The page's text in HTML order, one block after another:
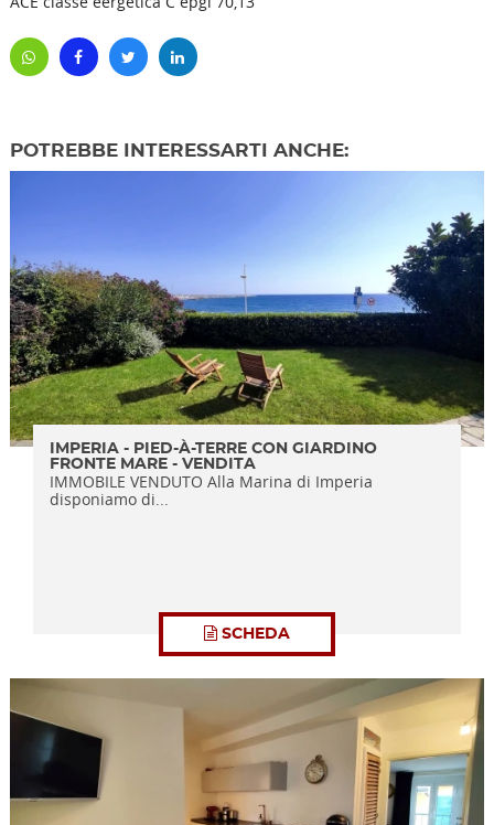
POTREBBE INTERESSARTI ANCHE:
IMPERIA - PIED-À-TERRE CON GIARDINO
FRONTE MARE - VENDITA
IMMOBILE VENDUTO Alla Marina di Imperia
disponiamo di...
SCHEDA